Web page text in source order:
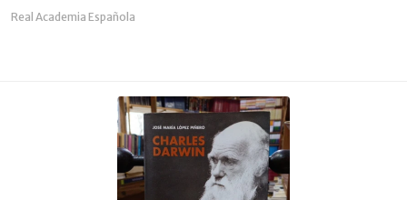
Real Academia Española